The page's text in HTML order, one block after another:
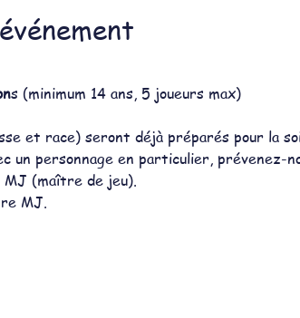
s (minimum 14 ans, 5 joueurs max)
et race) seront déjà préparés pour la
un personnage en particulier, prévenez-
(maître de jeu).
MJ.